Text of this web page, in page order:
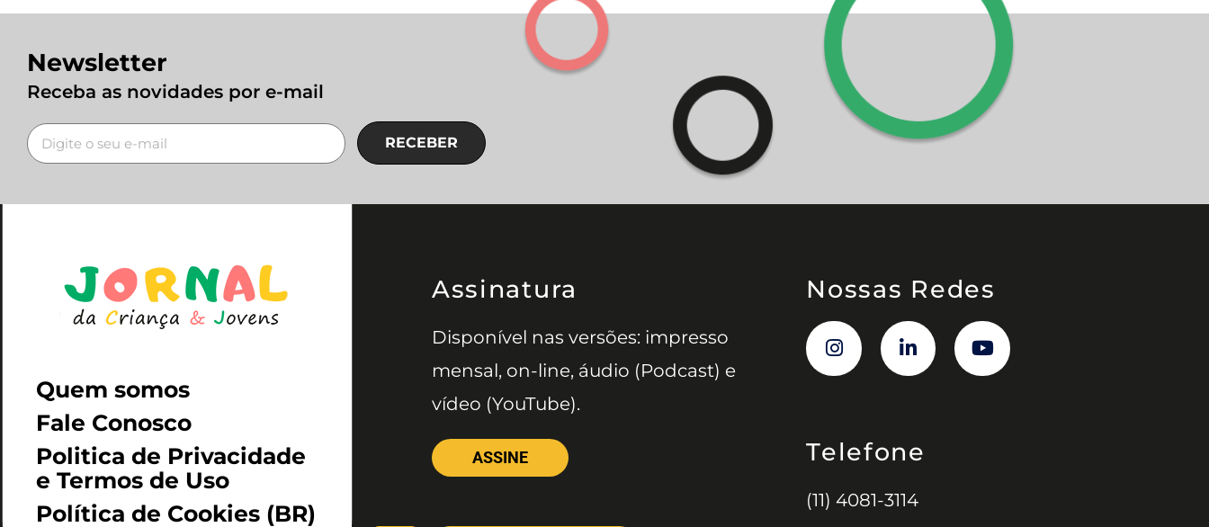
Newsletter
Receba as novidades por e-mail
RECEBER
Quem somos
Fale Conosco
Politica de Privacidade
e Termos de Uso
Política de Cookies (BR)
Assinatura
Disponível nas versões: impresso
mensal, on-line, áudio (Podcast) e
vídeo (YouTube).
ASSINE
Nossas Redes
Telefone
(11) 4081-3114